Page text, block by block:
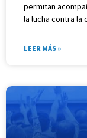
permitan
la lucha contra la
LEER MÁS »